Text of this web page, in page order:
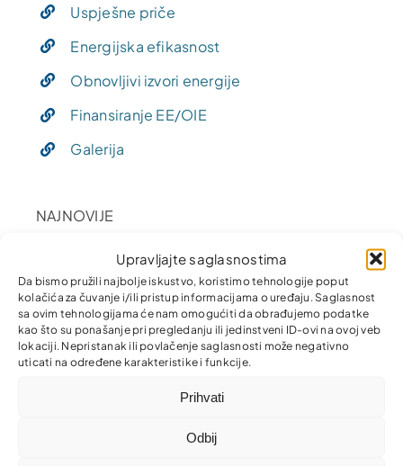
Upravljajte saglasnostima
Da bismo pružili najbolje iskustvo, koristimo tehnologije poput
kolačića za čuvanje i/ili pristup informacijama o uređaju. Saglasnost
sa ovim tehnologijama će nam omogućiti da obrađujemo podatke
kao što su ponašanje pri pregledanju ili jedinstveni ID-ovi na ovoj veb
lokaciji. Nepristanak ili povlačenje saglasnosti može negativno
uticati na određene karakteristike i funkcije.
Prihvati
Odbij
Uspješne priče
Energijska efikasnost
Obnovljivi izvori energije
Finansiranje EE/OIE
Galerija
NAJNOVIJE
Solarni kolektori – Vijesti
EDUKATIVNI ČLANCI
Primjena mjera EE